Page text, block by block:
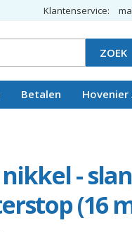
Klantenservice:
ZOEK
Betalen
nikkel -
(16